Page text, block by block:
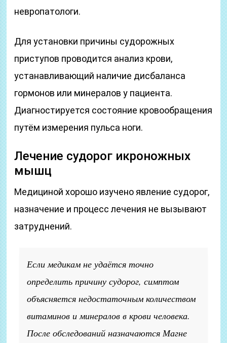
невропатологи.
Для установки причины судорожных
приступов проводится анализ крови,
устанавливающий наличие дисбаланса
гормонов или минералов у пациента.
Диагностируется состояние кровообращения
путём измерения пульса ноги.
Лечение судорог икроножных
мышц
Медициной хорошо изучено явление судорог,
назначение и процесс лечения не вызывают
затруднений.
Если медикам не удаётся точно
определить причину судорог, симптом
объясняется недостаточным количеством
витаминов и минералов в крови человека.
После обследований назначаются Магне